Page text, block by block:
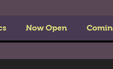
Now Open